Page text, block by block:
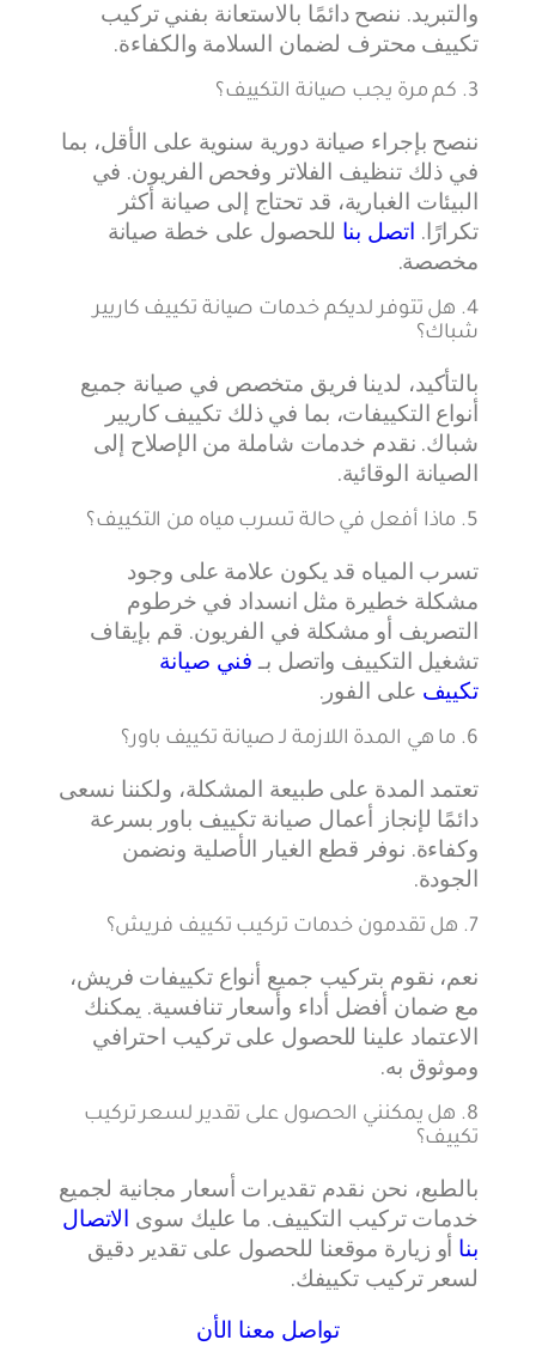
والتبريد. ننصح دائمًا بالاستعانة بفني تركيب
تكييف محترف لضمان السلامة والكفاءة.
3. كم مرة يجب صيانة التكييف؟
ننصح بإجراء صيانة دورية سنوية على الأقل، بما
في ذلك تنظيف الفلاتر وفحص الفريون. في
البيئات الغبارية، قد تحتاج إلى صيانة أكثر
تكرارًا. اتصل بنا للحصول على خطة صيانة
مخصصة.
4. هل تتوفر لديكم خدمات صيانة تكييف كاريير
شباك؟
بالتأكيد، لدينا فريق متخصص في صيانة جميع
أنواع التكييفات، بما في ذلك تكييف كاريير
شباك. نقدم خدمات شاملة من الإصلاح إلى
الصيانة الوقائية.
5. ماذا أفعل في حالة تسرب مياه من التكييف؟
تسرب المياه قد يكون علامة على وجود
مشكلة خطيرة مثل انسداد في خرطوم
التصريف أو مشكلة في الفريون. قم بإيقاف
تشغيل التكييف واتصل بـ فني صيانة
تكييف على الفور.
6. ما هي المدة اللازمة لـ صيانة تكييف باور؟
تعتمد المدة على طبيعة المشكلة، ولكننا نسعى
دائمًا لإنجاز أعمال صيانة تكييف باور بسرعة
وكفاءة. نوفر قطع الغيار الأصلية ونضمن
الجودة.
7. هل تقدمون خدمات تركيب تكييف فريش؟
نعم، نقوم بتركيب جميع أنواع تكييفات فريش،
مع ضمان أفضل أداء وأسعار تنافسية. يمكنك
الاعتماد علينا للحصول على تركيب احترافي
وموثوق به.
8. هل يمكنني الحصول على تقدير لسعر تركيب
تكييف؟
بالطبع، نحن نقدم تقديرات أسعار مجانية لجميع
خدمات تركيب التكييف. ما عليك سوى الاتصال
بنا أو زيارة موقعنا للحصول على تقدير دقيق
لسعر تركيب تكييفك.
تواصل معنا الأن